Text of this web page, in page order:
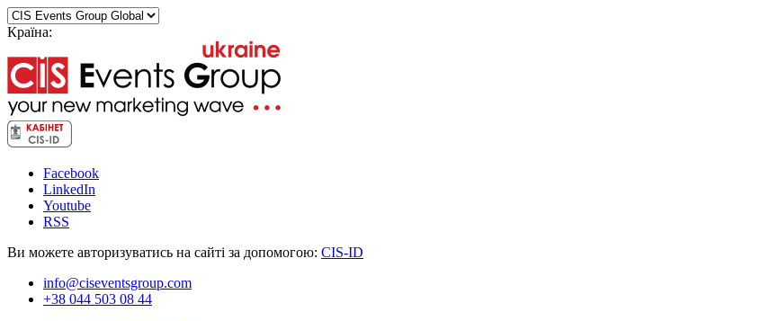
Країна:
Facebook
LinkedIn
Youtube
RSS
Ви можете авторизуватись на сайті за допомогою: CIS-ID
info@ciseventsgroup.com
+38 044 503 08 44